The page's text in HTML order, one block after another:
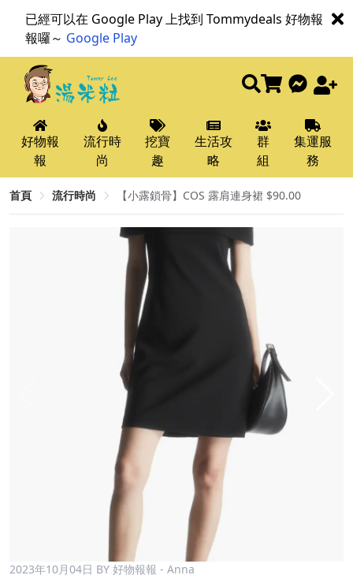
已經可以在 Google Play 上找到 Tommydeals 好物報
報囉～ Google Play
好物報
報
流行時
尚
挖寶
趣
生活攻
略
群
組
集運服
務
首頁 流行時尚 【小露鎖骨】COS 露肩連身裙 $90.00
2023年10月04日 BY 好物報報 - Anna